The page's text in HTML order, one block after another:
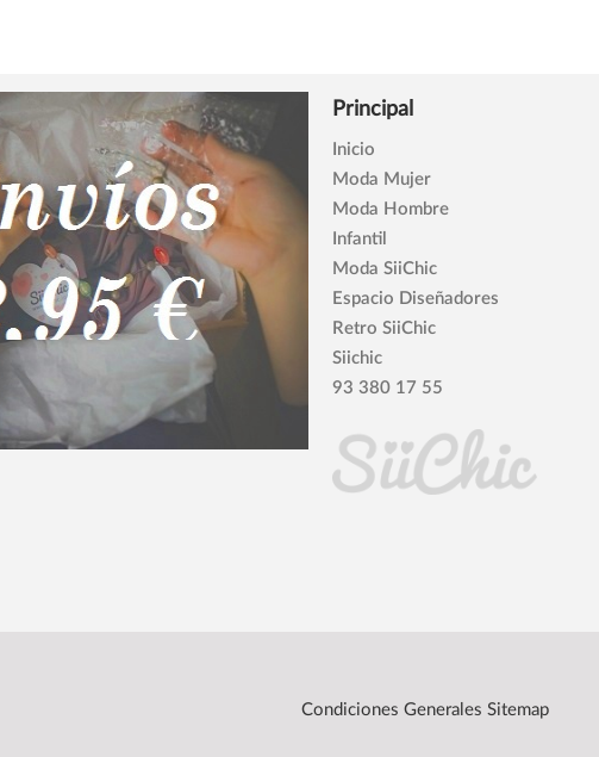
Principal
Inicio
Moda Mujer
Moda Hombre
Infantil
Moda SiiChic
Espacio Diseñadores
Retro SiiChic
Siichic
93 380 17 55
Condiciones Generales Sitemap